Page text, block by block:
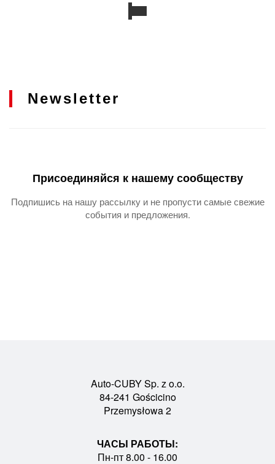
Newsletter
Присоединяйся к нашему сообществу
Подпишись на нашу рассылку и не пропусти самые свежие
события и предложения.
Auto-CUBY Sp. z o.o.
84-241 Gościcino
Przemysłowa 2
ЧАСЫ РАБОТЫ:
Пн-пт 8.00 - 16.00